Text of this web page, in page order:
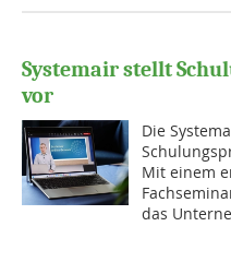
Systemair stellt
vor
Die
Mit einem
das